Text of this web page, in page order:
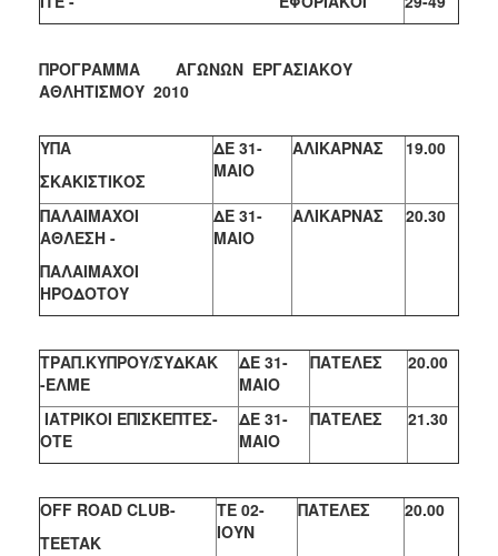
ΠΡΟΓΡΑΜΜΑ ΑΓΩΝΩΝ ΕΡΓΑΣΙΑΚΟΥ
ΑΘΛΗΤΙΣΜΟΥ 2010
ΥΠΑ
ΣΚΑΚΙΣΤΙΚΟΣ
ΔΕ 31-
ΜΑΙΟ
ΑΛΙΚΑΡΝΑΣ 19.00
ΠΑΛΑΙΜΑΧΟΙ
ΑΘΛΕΣΗ -
ΠΑΛΑΙΜΑΧΟΙ
ΗΡΟΔΟΤΟΥ
ΔΕ 31-
ΜΑΙΟ
ΑΛΙΚΑΡΝΑΣ 20.30
ΤΡΑΠ.ΚΥΠΡΟΥ/ΣΥΔΚΑΚ
-ΕΛΜΕ
ΔΕ 31-
ΜΑΙΟ
ΠΑΤΕΛΕΣ 20.00
ΙΑΤΡΙΚΟΙ ΕΠΙΣΚΕΠΤΕΣ-
ΟΤΕ
ΔΕ 31-
ΜΑΙΟ
ΠΑΤΕΛΕΣ 21.30
ΟFF ROAD CLUB-
TEETAK
ΤΕ 02-
ΙΟΥΝ
ΠΑΤΕΛΕΣ 20.00